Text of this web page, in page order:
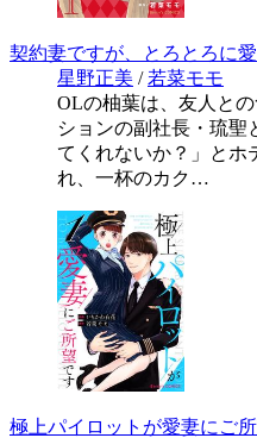
契約妻ですが、とろとろに
星野正美 / 若菜モモ
OLの柚葉は、友人と
ションの副社長・琉聖
てくれないか？」とホ
れ、一杯のカク…
極上パイロットが愛妻にご